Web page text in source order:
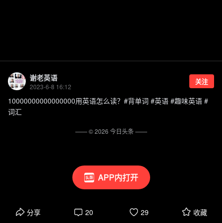
APP内打开
谢老英语
2023-6-8 16:12
关注
10000000000000000用英语怎么读？#背单词 #英语 #趣味英语 #
词汇
分享 20 29 收藏
—— ©2026 今日头条——